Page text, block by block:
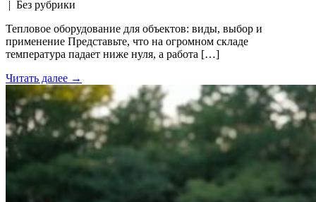
| Без рубрики
Тепловое оборудование для объектов: виды, выбор и
применение Представьте, что на огромном складе
температура падает ниже нуля, а работа […]
Читать далее →